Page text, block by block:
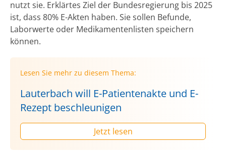
nutzt sie. Erklärtes Ziel der Bundesregierung bis 2025
ist, dass 80% E-Akten haben. Sie sollen Befunde,
Laborwerte oder Medikamentenlisten speichern
können.
Lesen Sie mehr zu diesem Thema:
Lauterbach will E-Patientenakte und E-
Rezept beschleunigen
Jetzt lesen